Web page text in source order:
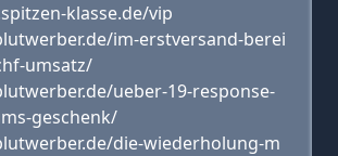
klasse.de/vip
im-erstversand-berei
umsatz/
ueber-19-response-
geschenk/
die-wiederholung-m